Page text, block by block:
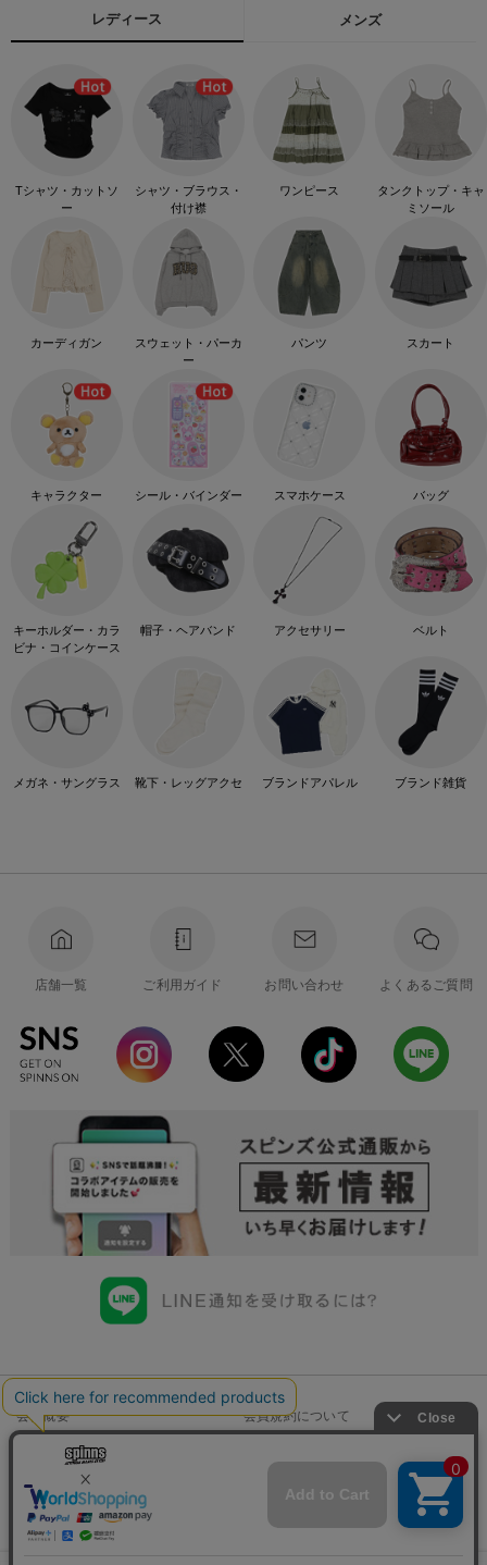
レディース メンズ
Tシャツ・カットソ
ー
シャツ・ブラウス・
付け襟
ワンピース
タンクトップ・キャ
ミソール
カーディガン
スウェット・パーカ
ー
パンツ スカート
キャラクター シール・バインダー スマホケース バッグ
キーホルダー・カラ
ビナ・コインケース
帽子・ヘアバンド アクセサリー ベルト
メガネ・サングラス 靴下・レッグアクセ ブランドアパレル ブランド雑貨
店舗一覧 ご利用ガイド お問い合わせ よくあるご質問
会社概要 会員規約について
店舗一覧
特定商取引法に基づく表示 古物商許可申請番号一覧
お問い合わせ